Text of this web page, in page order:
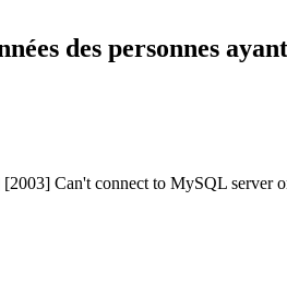
des personnes
Can't connect to MySQL server